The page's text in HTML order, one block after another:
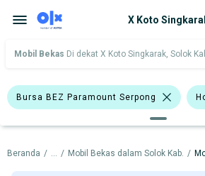
X Koto
Mobil Bekas Di dekat X Koto Singkarak, Solok
Bursa BEZ Paramount Serpong
Harga Merek Dan Model
Tipe Bodi Tipe Membership
Beranda / ... / Mobil Bekas dalam Solok Kab. /